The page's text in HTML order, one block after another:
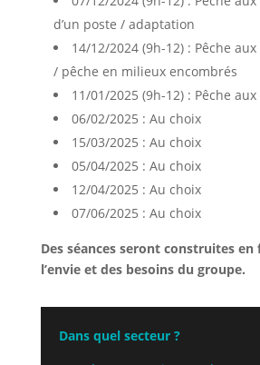
d’un poste / adaptation
14/12/2024 (9h-12) : Pêche
/ pêche en milieux encombrés
11/01/2025 (9h-12) : Pêche
06/02/2025 : Au choix
15/03/2025 : Au choix
05/04/2025 : Au choix
12/04/2025 : Au choix
07/06/2025 : Au choix
Des séances seront construites
l’envie et des besoins du groupe.
Dans quel secteur ?